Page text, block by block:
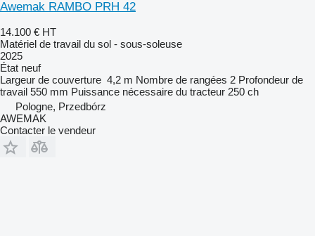
Awemak RAMBO PRH 42
14.100 € HT
Matériel de travail du sol - sous-soleuse
2025
État neuf
Largeur de couverture 4,2 m Nombre de rangées 2 Profondeur de
travail 550 mm Puissance nécessaire du tracteur 250 ch
Pologne, Przedbórz
AWEMAK
Contacter le vendeur